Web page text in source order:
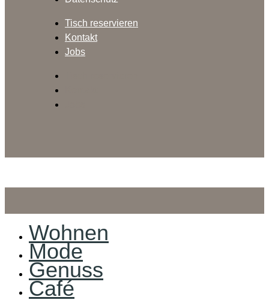
Tisch reservieren
Kontakt
Jobs
Wohnen
Mode
Genuss
Café